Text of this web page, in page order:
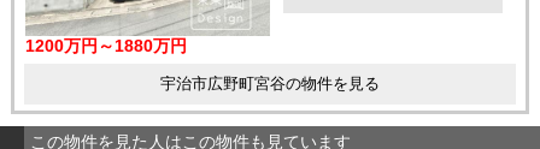
1200万円～1880万円
宇治市広野町宮谷の物件を見る
この物件を見た人はこの物件も見ています